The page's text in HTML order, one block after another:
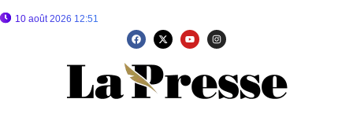
10 août 2026 12:51